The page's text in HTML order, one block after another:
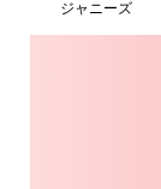
ジャニーズ